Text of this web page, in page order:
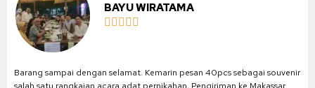
BAYU WIRATAMA
    
Barang sampai dengan selamat. Kemarin pesan 40pcs sebagai souvenir